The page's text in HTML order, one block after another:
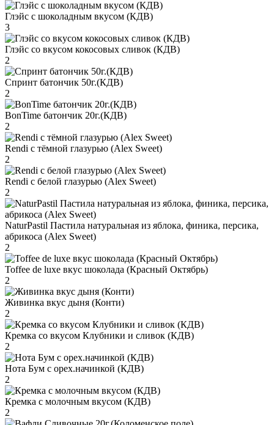
Глэйс с шоколадным вкусом (КДВ)
3
Глэйс со вкусом кокосовых сливок (КДВ)
2
Спринт батончик 50г.(КДВ)
2
BonTime батончик 20г.(КДВ)
2
Rendi с тёмной глазурью (Alex Sweet)
2
Rendi с белой глазурью (Alex Sweet)
2
NaturPastil Пастила натуральная из яблока, финика, персика,
абрикоса (Alex Sweet)
2
Toffee de luxe вкус шоколада (Красный Октябрь)
2
Живинка вкус дыня (Конти)
2
Кремка со вкусом Клубники и сливок (КДВ)
2
Нота Бум с орех.начинкой (КДВ)
2
Кремка с молочным вкусом (КДВ)
2